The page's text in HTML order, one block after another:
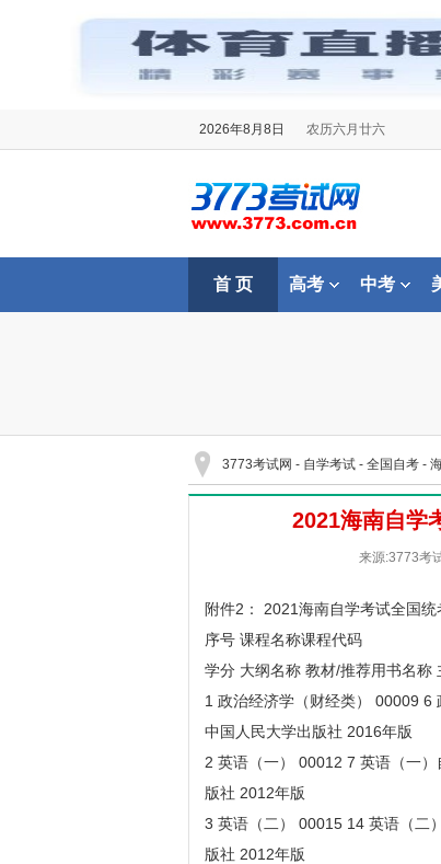
2026年8月8日 农历六月廿六
首 页 高考 中考
3773考试网 - 自学考试 - 全国自考 -
2021海南自学
来源:3773考
附件2： 2021海南自学考试全国
序号 课程名称课程代码
学分 大纲名称 教材/推荐用书名称
1 政治经济学（财经类） 00009 6
中国人民大学出版社 2016年版
2 英语（一） 00012 7 英语（一
版社 2012年版
3 英语（二） 00015 14 英语（二
版社 2012年版